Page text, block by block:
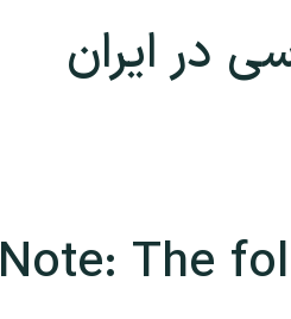
در ایران
Note: The